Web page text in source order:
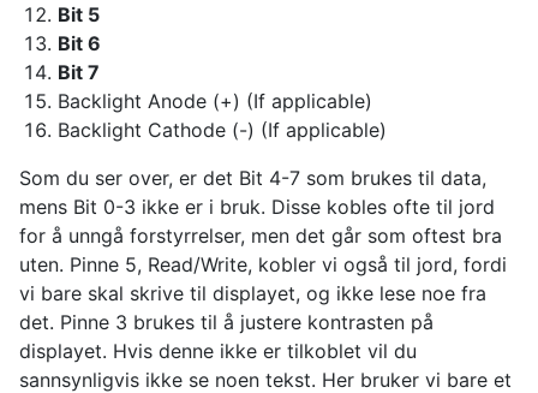
Bit 5
Bit 6
Bit 7
Backlight Anode (+) (If applicable)
Backlight Cathode (-) (If applicable)
Som du ser over, er det Bit 4-7 som brukes til data,
mens Bit 0-3 ikke er i bruk. Disse kobles ofte til jord
for å unngå forstyrrelser, men det går som oftest bra
uten. Pinne 5, Read/Write, kobler vi også til jord, fordi
vi bare skal skrive til displayet, og ikke lese noe fra
det. Pinne 3 brukes til å justere kontrasten på
displayet. Hvis denne ikke er tilkoblet vil du
sannsynligvis ikke se noen tekst. Her bruker vi bare et